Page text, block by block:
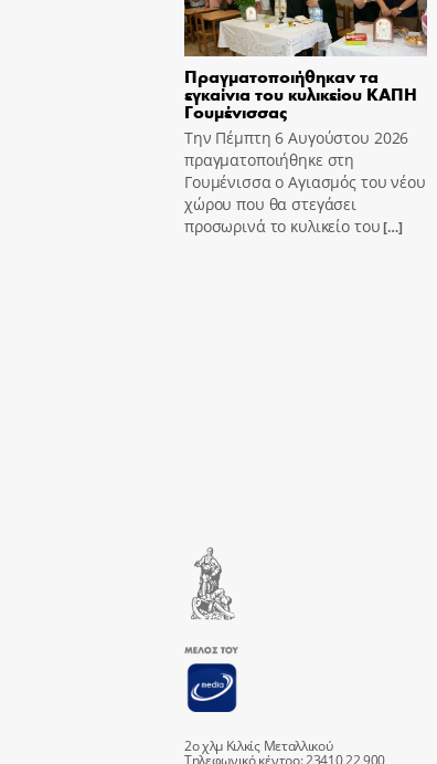
Πραγματοποιήθηκαν τα
εγκαίνια του κυλικείου ΚΑΠΗ
Γουμένισσας
Την Πέμπτη 6 Αυγούστου 2026
πραγματοποιήθηκε στη
Γουμένισσα ο Αγιασμός του νέου
χώρου που θα στεγάσει
προσωρινά το κυλικείο του[…]
2ο χλμ Κιλκίς Μεταλλικού
Τηλεφωνικό κέντρο: 23410 22 900